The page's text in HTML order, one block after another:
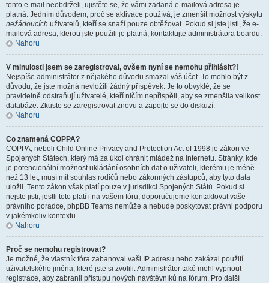
tento e-mail neobdrželi, ujistěte se, že vámi zadaná e-mailová adresa je
platná. Jedním důvodem, proč se aktivace používá, je zmenšit možnost výskytu
nežádoucích uživatelů, kteří se snaží pouze obtěžovat. Pokud si jste jisti, že e-
mailová adresa, kterou jste použili je platná, kontaktujte administrátora boardu.
Nahoru
V minulosti jsem se zaregistroval, ovšem nyní se nemohu přihlásit?!
Nejspíše administrátor z nějakého důvodu smazal váš účet. To mohlo být z
důvodu, že jste možná nevložili žádný příspěvek. Je to obvyklé, že se
pravidelně odstraňují uživatelé, kteří ničím nepřispěli, aby se zmenšila velikost
databáze. Zkuste se zaregistrovat znovu a zapojte se do diskuzí.
Nahoru
Co znamená COPPA?
COPPA, neboli Child Online Privacy and Protection Act of 1998 je zákon ve
Spojených Státech, který má za úkol chránit mládež na internetu. Stránky, kde
je potencionální možnost ukládání osobních dat o uživateli, kterému je méně
než 13 let, musí mít souhlas rodičů nebo zákonných zástupců, aby tyto data
uložil. Tento zákon však platí pouze v jurisdikci Spojených Států. Pokud si
nejste jisti, jestli toto platí i na vašem fóru, doporučujeme kontaktovat vaše
právního poradce, phpBB Teams nemůže a nebude poskytovat právni podporu
v jakémkoliv kontextu.
Nahoru
Proč se nemohu registrovat?
Je možné, že vlastník fóra zabanoval vaši IP adresu nebo zakázal použití
uživatelského jména, které jste si zvolili. Administrátor také mohl vypnout
registrace, aby zabranil přístupu nových návštěvníků na fórum. Pro další